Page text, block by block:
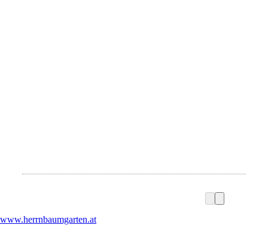
www.herrnbaumgarten.at